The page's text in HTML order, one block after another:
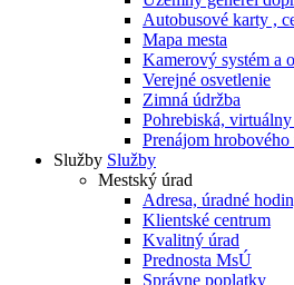
Autobusové karty ,
Mapa mesta
Kamerový systém a
Verejné osvetlenie
Zimná údržba
Pohrebiská,
Prenájom hrobového
Služby Služby
Mestský úrad
Adresa, úradné
Klientské centrum
Kvalitný úrad
Prednosta MsÚ
Správne poplatky